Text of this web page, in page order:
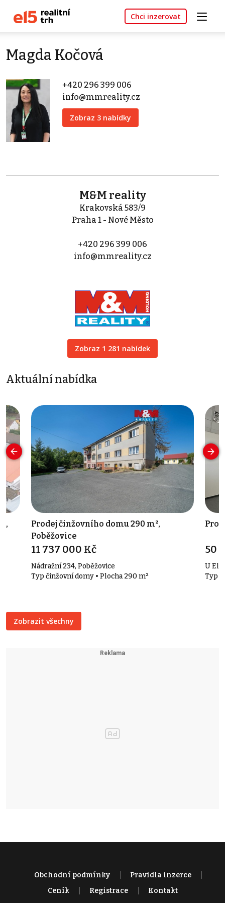
Chci inzerovat
Magda Kočová
+420 296 399 006
info@mmreality.cz
Zobraz 3 nabídky
M&M reality
Krakovská 583/9
Praha 1 - Nové Město
+420 296 399 006
info@mmreality.cz
Zobraz 1 281 nabídek
Aktuální nabídka
Prodej činžovního domu 290 m²,
Poběžovice
11 737 000 Kč
Nádražní 234, Poběžovice
Typ činžovní domy • Plocha 290 m²
50
U
Typ
Zobrazit všechny
Obchodní podmínky
Pravidla inzerce
Ceník
Registrace Kontakt